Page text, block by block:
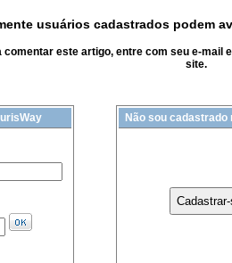
usuários cadastrados podem
comentar este artigo, entre com seu e-mail
site.
Não sou cadastrado